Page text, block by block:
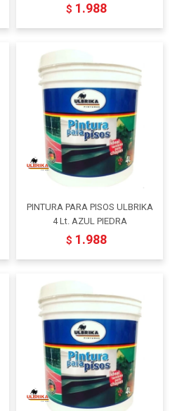
$ 1.988
PINTURA PARA PISOS ULBRIKA
4 Lt. AZUL PIEDRA
$ 1.988